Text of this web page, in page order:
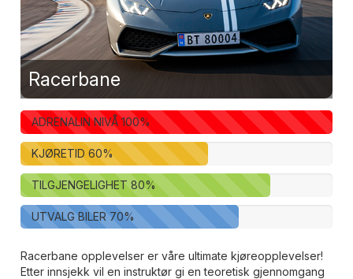
Racerbane
ADRENALIN NIVÅ 100%
KJØRETID 60%
TILGJENGELIGHET 80%
UTVALG BILER 70%
Racerbane opplevelser er våre ultimate kjøreopplevelser!
Etter innsjekk vil en instruktør gi en teoretisk gjennomgang